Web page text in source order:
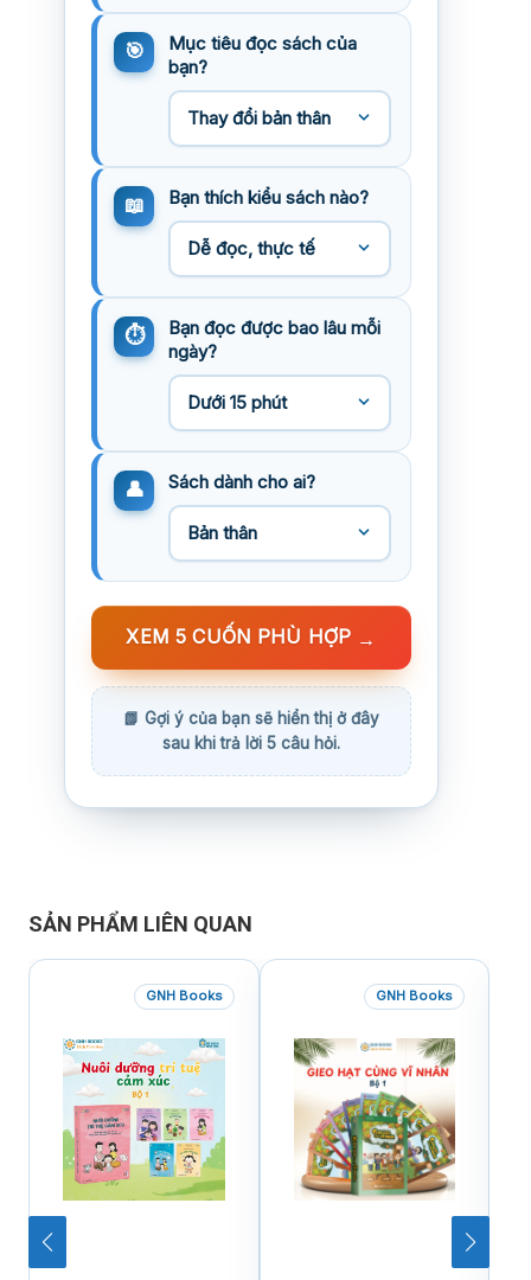
Mục tiêu đọc sách của
bạn?
Bạn thích kiểu sách nào?
Bạn đọc được bao lâu mỗi
ngày?
Sách dành cho ai?
XEM 5 CUỐN PHÙ HỢP →
SẢN PHẨM LIÊN QUAN
GNH Books GNH Books